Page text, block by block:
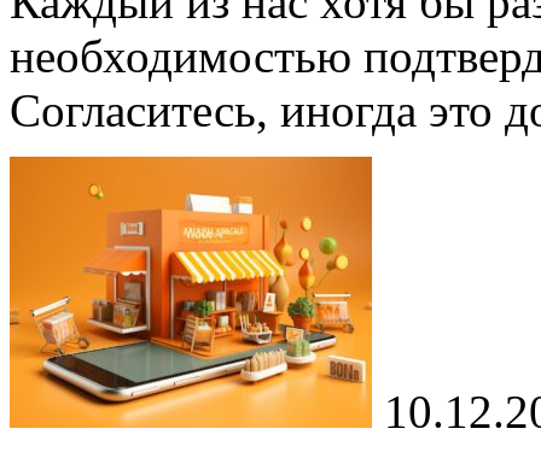
необходимостью
Согласитесь, иногда это